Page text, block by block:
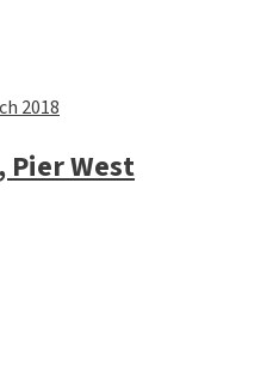
2018
Pier West